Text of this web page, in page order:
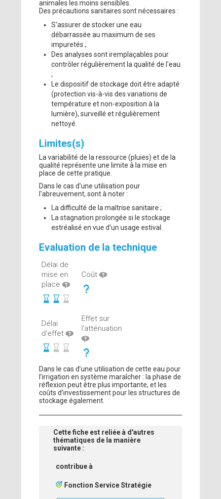
animales les moins sensibles.
Des précautions sanitaires sont nécessaires :
S'assurer de stocker une eau
débarrassée au maximum de ses
impuretés ;
Des analyses sont iremplaçables pour
contrôler régulièrement la qualité de l'eau
;
Le dispositif de stockage doit être adapté
(protection vis-à-vis des variations de
température et non-exposition à la
lumière), surveillé et régulièrement
nettoyé.
Limites(s)
La variabilité de la ressource (pluies) et de la
qualité représente une limite à la mise en
place de cette pratique.
Dans le cas d'une utilisation pour
l'abreuvement, sont à noter :
La difficulté de la maîtrise sanitaire ;
La stagnation prolongée si le stockage
estréalisé en vue d'un usage estival.
Evaluation de la technique
Délai de
mise en
place
Coût
Délai
d'effet
Effet sur
l'atténuation
Dans le cas d’une utilisation de cette eau pour
l’irrigation en système maraîcher : la phase de
réflexion peut être plus importante, et les
coûts d’investissement pour les structures de
stockage également.
Cette fiche est reliée à d'autres
thématiques de la manière
suivante :
contribue à
Fonction Service Stratégie